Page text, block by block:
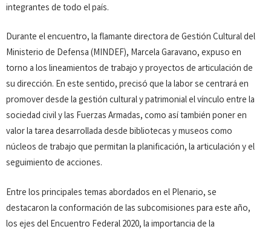
integrantes de todo el país.
Durante el encuentro, la flamante directora de Gestión Cultural del
Ministerio de Defensa (MINDEF), Marcela Garavano, expuso en
torno a los lineamientos de trabajo y proyectos de articulación de
su dirección. En este sentido, precisó que la labor se centrará en
promover desde la gestión cultural y patrimonial el vínculo entre la
sociedad civil y las Fuerzas Armadas, como así también poner en
valor la tarea desarrollada desde bibliotecas y museos como
núcleos de trabajo que permitan la planificación, la articulación y el
seguimiento de acciones.
Entre los principales temas abordados en el Plenario, se
destacaron la conformación de las subcomisiones para este año,
los ejes del Encuentro Federal 2020, la importancia de la